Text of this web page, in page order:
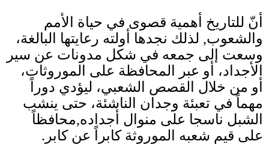
أنّ للتاريخ أهمية قصوى في حياة الأمم
والشعوب, لذلك نجدها أولته رعايتها البالغة،
وسعت إلى جمعه في شكل مدونات عن سير
الأجداد، أو عبر المحافظة على الموروثات،
أو من خلال القصص الشعبي، ليؤدي دوراً
مهماً في تعبئة وجدان الناشئة، حتى ينشب
الشبل ناسجا على منوال أجداده,محافظاً
على قيم شعبه الموروثة كابراً عن كابر.